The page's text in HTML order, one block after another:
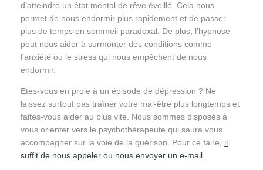
d’atteindre un état mental de rêve éveillé. Cela nous
permet de nous endormir plus rapidement et de passer
plus de temps en sommeil paradoxal. De plus, l’hypnose
peut nous aider à surmonter des conditions comme
l’anxiété ou le stress qui nous empêchent de nous
endormir.
Etes-vous en proie à un épisode de dépression ? Ne
laissez surtout pas traîner votre mal-être plus longtemps et
faites-vous aider au plus vite. Nous sommes disposés à
vous orienter vers le psychothérapeute qui saura vous
accompagner sur la voie de la guérison. Pour ce faire, il
suffit de nous appeler ou nous envoyer un e-mail.